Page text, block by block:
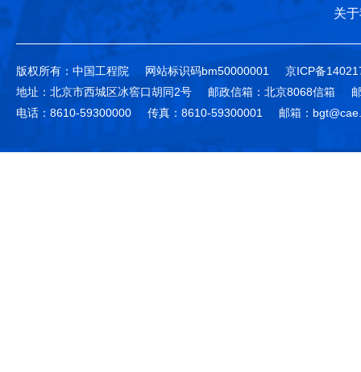
关
版权所有：中国工程院 网站标识码bm50000001
京ICP备
地址：北京市西城区冰窖口胡同2号
邮政信箱：北京8068信箱
电话：8610-59300000
传真：8610-59300001 邮箱：